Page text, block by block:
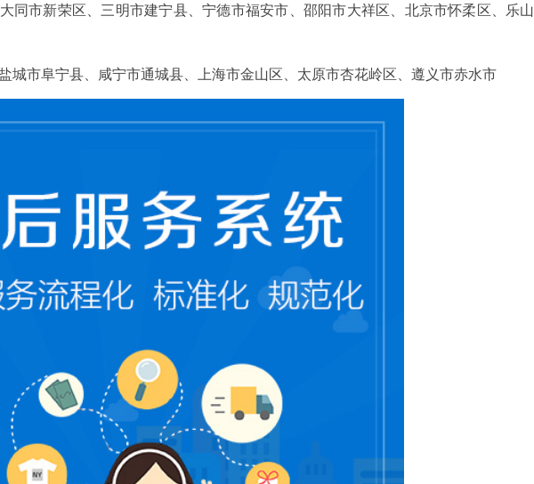
同市新荣区、三明市建宁县、宁德市福安市、邵阳市大祥区、北京市怀柔区、乐山
城市阜宁县、咸宁市通城县、上海市金山区、太原市杏花岭区、遵义市赤水市